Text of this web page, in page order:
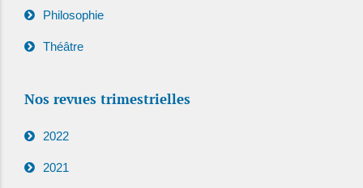
Philosophie
Théâtre
Nos revues trimestrielles
2022
2021